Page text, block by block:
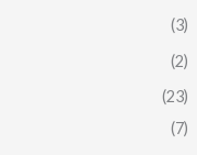
(3)
(2)
(23)
(7)